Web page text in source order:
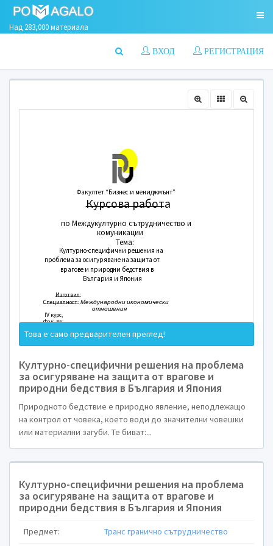
Над 283,000 материала
РЕГИСТРАЦИЯ
ВХОД
Факултет “Бизнес
Курсова
по Междукултурно
Тема:
Културно-специфични
врагове и природни
Това е само предварителен преглед!
Културно-специфични решения на проблема
за осигуряване на защита от врагове и
природни бедствия в България и Япония
Природното бедствие е природно явление, неподлежащо
на контрол от човека, което води до значителни човешки
или материални загуби. Те биват:...
Културно-специфични решения на проблема
за осигуряване на защита от врагове и
природни бедствия в България и Япония
Предмет: Транс гранично сътрудничество